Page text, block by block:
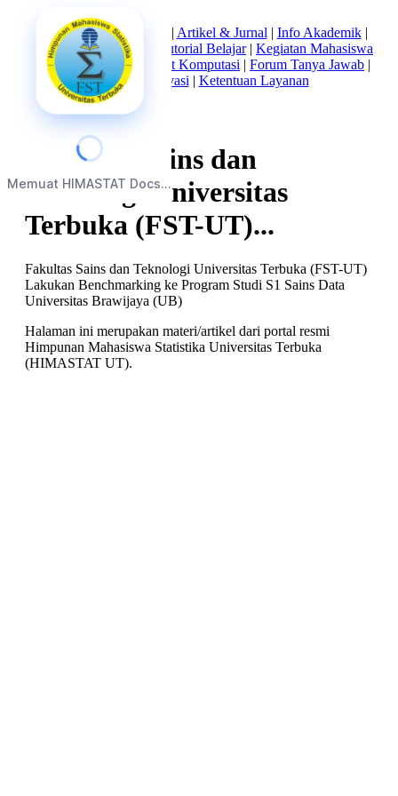
Memuat HIMASTAT Docs...
Beranda|Tentang Kami | Artikel & Jurnal | Info Akademik|
Mata Kuliah Statistika
Tutorial Belajar| Kegiatan Mahasiswa
Struktur Himpunan Alat Komputasi | Forum Tanya Jawab |
Kebijakan Privasi | Ketentuan Layanan
Fakultas Sains dan
Teknologi Universitas
Terbuka (FST-UT)...
Fakultas Sains dan Teknologi Universitas Terbuka (FST-UT)
Lakukan Benchmarking ke Program Studi S1 Sains Data
Universitas Brawijaya (UB)
Halaman ini merupakan materi/artikel dari portal resmi
Himpunan Mahasiswa Statistika Universitas Terbuka
(HIMASTAT UT).